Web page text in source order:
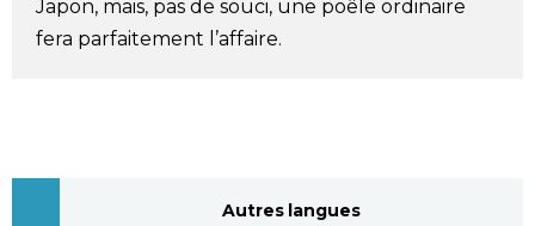
Données official SNS
Japon, mais, pas de souci, une poêle ordinaire
fera parfaitement l’affaire.
Autres langues